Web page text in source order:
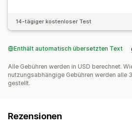
14-tägiger kostenloser Test
Enthält automatisch übersetzten Text
Alle Gebühren werden in USD berechnet.
nutzungsabhängige Gebühren werden alle
gestellt.
Rezensionen